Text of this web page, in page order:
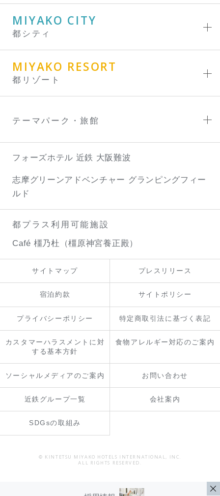
MIYAKO CITY
都シティ
MIYAKO RESORT
都リゾート
テーマパーク・旅館
フォーズホテル 近鉄 大阪難波
志摩グリーンアドベンチャー グランピングフィー
ルド
都プラス利用可能施設
Café 橿乃杜（橿原神宮養正殿）
サイトマップ プレスリリース
宿泊約款 サイトポリシー
プライバシーポリシー 特定商取引法に基づく表記
カスタマーハラスメントに対
する基本方針
食物アレルギー対応のご案内
ソーシャルメディアのご案内 お問い合わせ
近鉄グループ一覧 会社案内
SDGsの取組み
© KINTETSU MIYAKO HOTELS INTERNATIONAL, INC.
ALL RIGHTS RESERVED.